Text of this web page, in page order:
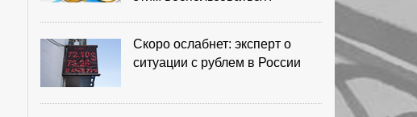
Скоро ослабнет: эксперт о
ситуации с рублем в России